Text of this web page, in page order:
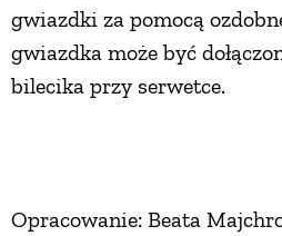
gwiazdki za pomocą
gwiazdka może być
bilecika przy serwetce.
Opracowanie: Beata